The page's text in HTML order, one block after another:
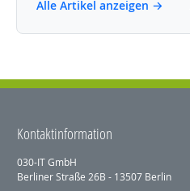
Alle Artikel anzeigen →
Kontaktinformation
030-IT GmbH
Berliner Straße 26B - 13507 Berlin